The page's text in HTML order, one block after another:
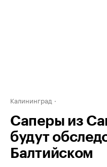
Калининград
Саперы из
будут
Балтийском